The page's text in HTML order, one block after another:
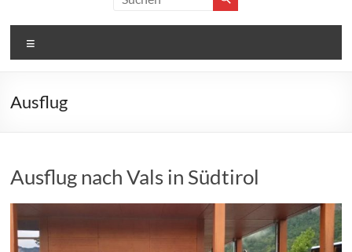
Ausflug
Ausflug nach Vals in Südtirol